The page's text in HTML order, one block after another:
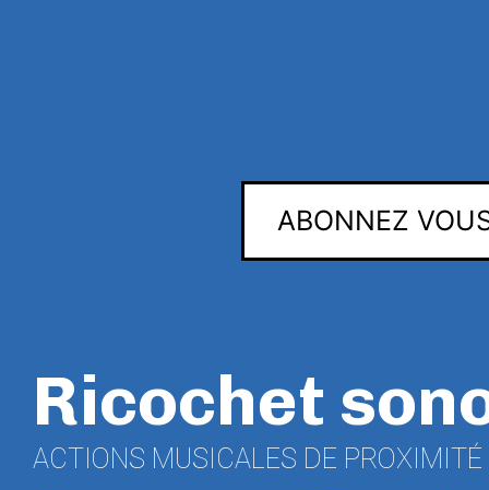
ABONNEZ
Ricochet
ACTIONS MUSICALES DE PROXIMITÉ